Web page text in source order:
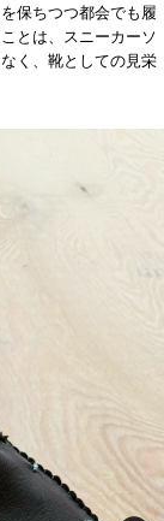
保ちつつ都会でも履
とは、スニーカーソ
く、靴としての見栄